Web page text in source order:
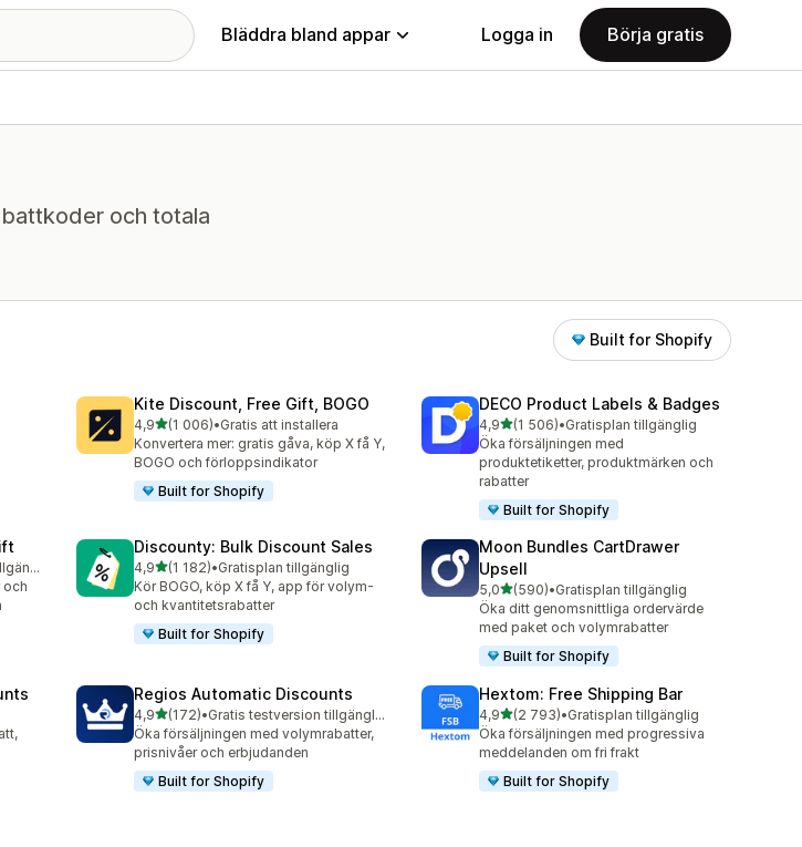
Bläddra bland appar Logga in Börja gratis
och totala
Built for Shopify
Kite Discount, Free Gift, BOGO
4,9av 5 stjärnor
(1 006)
1006 recensioner totalt
•Gratis att installera
Konvertera mer: gratis gåva, köp X få Y,
BOGO och förloppsindikator
Built for Shopify
DECO Product Labels & Badges
4,9av 5 stjärnor
(1 506)
1506 recensioner totalt
•Gratisplan tillgänglig
Öka försäljningen med
produktetiketter, produktmärken och
rabatter
Built for Shopify
Gratis testversion tillgänglig
och
Discounty: Bulk Discount Sales
4,9av 5 stjärnor
(1 182)
1182 recensioner totalt
•Gratisplan tillgänglig
Kör BOGO, köp X få Y, app för volym-
och kvantitetsrabatter
Built for Shopify
Moon Bundles CartDrawer
Upsell
5,0av 5 stjärnor
(590)
590 recensioner totalt
•Gratisplan tillgänglig
Öka ditt genomsnittliga ordervärde
med paket och volymrabatter
Built for Shopify
Regios Automatic Discounts
4,9av 5 stjärnor
(172)
172 recensioner totalt
•
Gratis testversion tillgänglig
Öka försäljningen med volymrabatter,
prisnivåer och erbjudanden
Built for Shopify
Hextom: Free Shipping Bar
4,9av 5 stjärnor
(2 793)
2793 recensioner totalt
•Gratisplan tillgänglig
Öka försäljningen med progressiva
meddelanden om fri frakt
Built for Shopify